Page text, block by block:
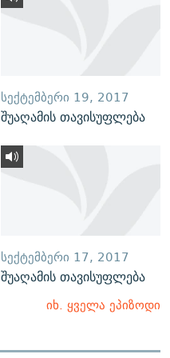
ᲡᲔᲥᲢᲔᲛᲑᲔᲠᲘ 19, 2017
შუაღამის თავისუფლება
ᲡᲔᲥᲢᲔᲛᲑᲔᲠᲘ 17, 2017
შუაღამის თავისუფლება
იხ. ყველა ეპიზოდი